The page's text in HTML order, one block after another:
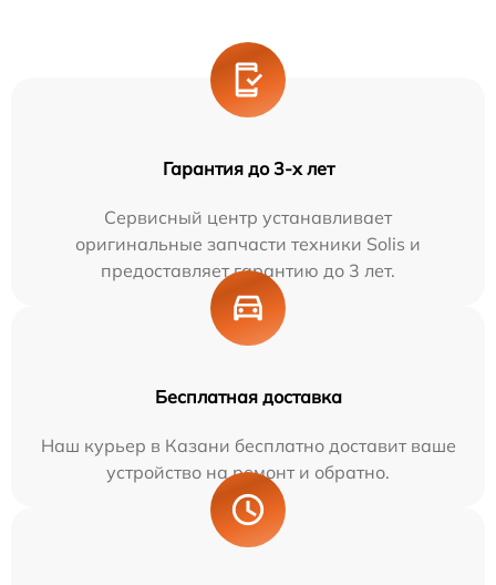
Гарантия до 3-х лет
Сервисный центр устанавливает
оригинальные запчасти техники Solis и
предоставляет гарантию до 3 лет.
Бесплатная доставка
Наш курьер в Казани бесплатно доставит ваше
устройство на ремонт и обратно.